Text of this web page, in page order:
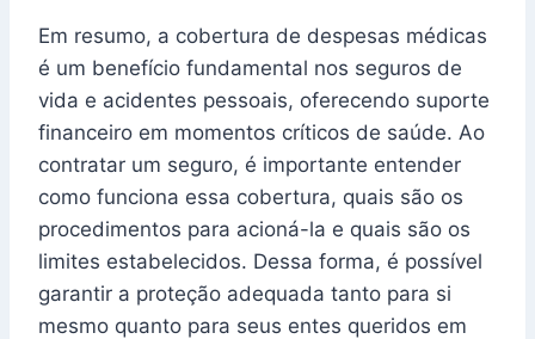
Em resumo, a cobertura de despesas médicas
é um benefício fundamental nos seguros de
vida e acidentes pessoais, oferecendo suporte
financeiro em momentos críticos de saúde. Ao
contratar um seguro, é importante entender
como funciona essa cobertura, quais são os
procedimentos para acioná-la e quais são os
limites estabelecidos. Dessa forma, é possível
garantir a proteção adequada tanto para si
mesmo quanto para seus entes queridos em